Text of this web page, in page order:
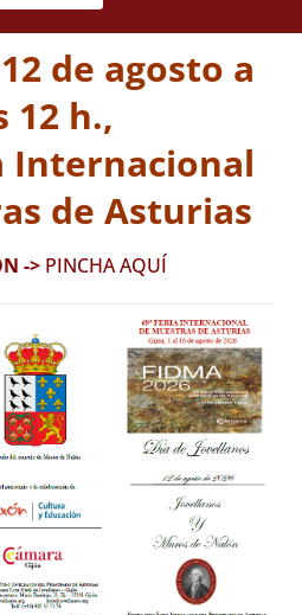
de agosto a
12 h.,
Internacional
de Asturias
-> PINCHA AQUÍ